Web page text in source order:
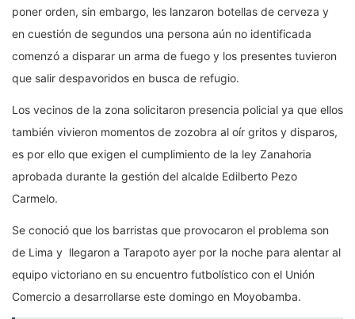
poner orden, sin embargo, les lanzaron botellas de cerveza y
en cuestión de segundos una persona aún no identificada
comenzó a disparar un arma de fuego y los presentes tuvieron
que salir despavoridos en busca de refugio.
Los vecinos de la zona solicitaron presencia policial ya que ellos
también vivieron momentos de zozobra al oír gritos y disparos,
es por ello que exigen el cumplimiento de la ley Zanahoria
aprobada durante la gestión del alcalde Edilberto Pezo
Carmelo.
Se conoció que los barristas que provocaron el problema son
de Lima y llegaron a Tarapoto ayer por la noche para alentar al
equipo victoriano en su encuentro futbolístico con el Unión
Comercio a desarrollarse este domingo en Moyobamba.